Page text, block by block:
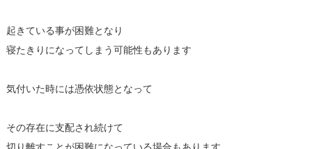
起きている事が困難となり
寝たきりになってしまう可能性もあります
気付いた時には憑依状態となって
その存在に支配され続けて